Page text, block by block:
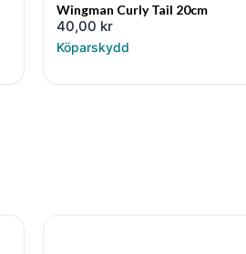
Wingman Curly Tail 20cm
40,00 kr
Köparskydd